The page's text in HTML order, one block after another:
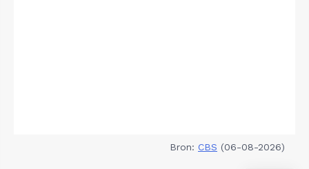
Bron: CBS (06-08-2026)